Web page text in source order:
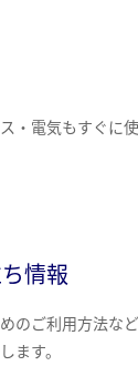
・電気もすぐに
情報
のご利用方法な
ます。